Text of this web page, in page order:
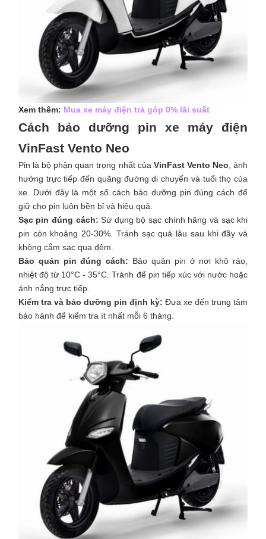
Xem thêm: Mua xe máy điện trả góp 0% lãi suất
Cách bảo dưỡng pin xe máy điện
VinFast Vento Neo
Pin là bộ phận quan trọng nhất của VinFast Vento Neo , ảnh
hưởng trực tiếp đến quãng đường di chuyển và tuổi thọ của
xe. Dưới đây là một số cách bảo dưỡng pin đúng cách để
giữ cho pin luôn bền bỉ và hiệu quả.
Sạc pin đúng cách:Sử dụng bộ sạc chính hãng và sạc khi
pin còn khoảng 20-30%. Tránh sạc quá lâu sau khi đầy và
không cắm sạc qua đêm.
Bảo quản pin đúng cách: Bảo quản pin ở nơi khô ráo,
nhiệt độ từ 10°C - 35°C. Tránh để pin tiếp xúc với nước hoặc
ánh nắng trực tiếp.
Kiểm tra và bảo dưỡng pin định kỳ:Đưa xe đến trung tâm
bảo hành để kiểm tra ít nhất mỗi 6 tháng.